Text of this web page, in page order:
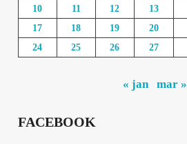
10
11 12 13
17
18 19 20
24
25 26 27
« jan mar »
FACEBOOK